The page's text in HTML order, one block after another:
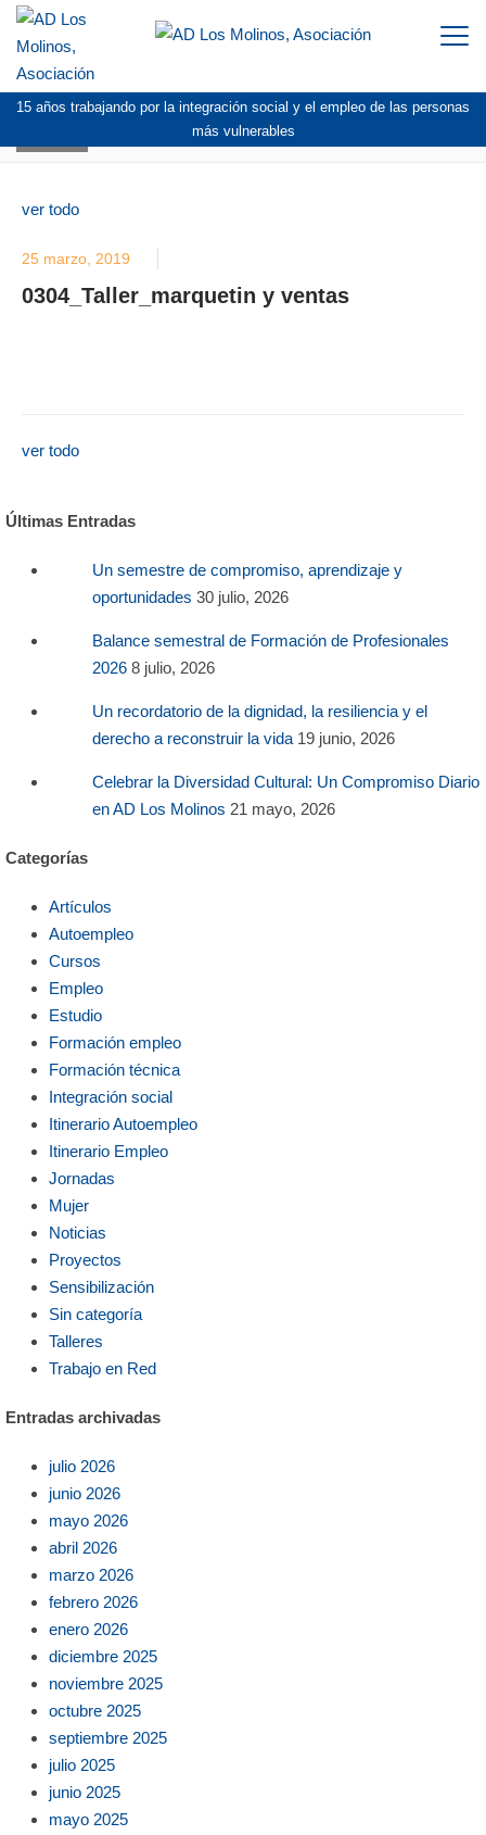
15 años trabajando por la integración social y el empleo de las personas
más vulnerables
ver todo
25 marzo, 2019
0304_Taller_marquetin y ventas
ver todo
Últimas Entradas
Un semestre de compromiso, aprendizaje y
oportunidades 30 julio, 2026
Balance semestral de Formación de Profesionales
2026 8 julio, 2026
Un recordatorio de la dignidad, la resiliencia y el
derecho a reconstruir la vida 19 junio, 2026
Celebrar la Diversidad Cultural: Un Compromiso Diario
en AD Los Molinos 21 mayo, 2026
Categorías
Artículos
Autoempleo
Cursos
Empleo
Estudio
Formación empleo
Formación técnica
Integración social
Itinerario Autoempleo
Itinerario Empleo
Jornadas
Mujer
Noticias
Proyectos
Sensibilización
Sin categoría
Talleres
Trabajo en Red
Entradas archivadas
julio 2026
junio 2026
mayo 2026
abril 2026
marzo 2026
febrero 2026
enero 2026
diciembre 2025
noviembre 2025
octubre 2025
septiembre 2025
julio 2025
junio 2025
mayo 2025